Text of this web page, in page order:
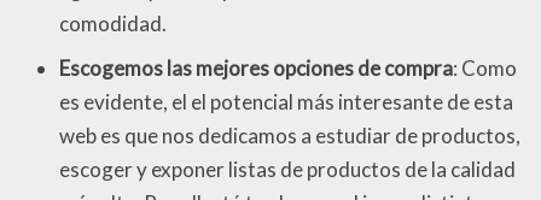
comodidad.
Escogemos las mejores opciones de compra: Como
es evidente, el el potencial más interesante de esta
web es que nos dedicamos a estudiar de productos,
escoger y exponer listas de productos de la calidad